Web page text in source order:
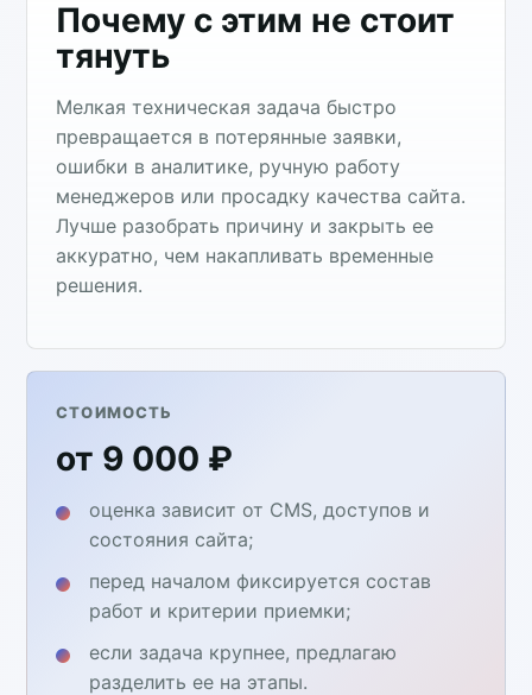
Почему с этим не стоит
тянуть
Мелкая техническая задача быстро
превращается в потерянные заявки,
ошибки в аналитике, ручную работу
менеджеров или просадку качества сайта.
Лучше разобрать причину и закрыть ее
аккуратно, чем накапливать временные
решения.
СТОИМОСТЬ
от 9 000 ₽
оценка зависит от CMS, доступов и
состояния сайта;
перед началом фиксируется состав
работ и критерии приемки;
если задача крупнее, предлагаю
разделить ее на этапы.